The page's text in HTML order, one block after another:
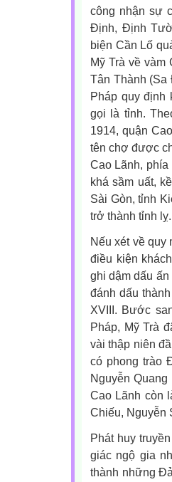
công nhận sự
Định, Định
biện Cần Lố
Mỹ Trà về vàm
Tân Thành (Sa
Pháp quy định
gọi là tỉnh.
1914, quận
tên chợ được
Cao Lãnh,
khá sầm uất,
Sài Gòn, tỉnh
trở thành tỉnh lỵ.
Nếu xét về quy
điều kiện
ghi dậm dấu
đánh dấu
XVIII. Bước
Pháp, Mỹ Trà
vài thập niên
có phong trào
Nguyễn
Cao Lãnh còn
Chiếu, Nguyễn
Phát huy
giác ngộ gia
thành những